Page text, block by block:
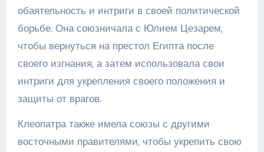
обаятельность и интриги в своей политической
борьбе. Она союзничала с Юлием Цезарем,
чтобы вернуться на престол Египта после
своего изгнания, а затем использовала свои
интриги для укрепления своего положения и
защиты от врагов.
Клеопатра также имела союзы с другими
восточными правителями, чтобы укрепить свою